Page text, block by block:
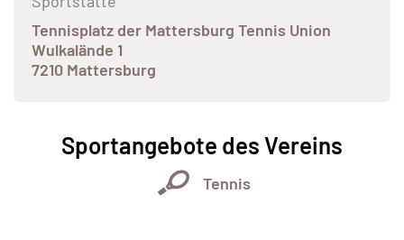
Tennisplatz der Mattersburg Tennis Union
Wulkalände 1
7210 Mattersburg
Sportangebote des Vereins
Tennis